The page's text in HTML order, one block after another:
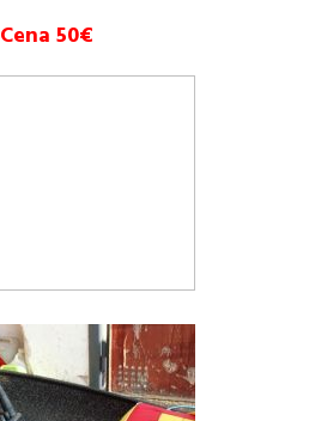
Cena 50€